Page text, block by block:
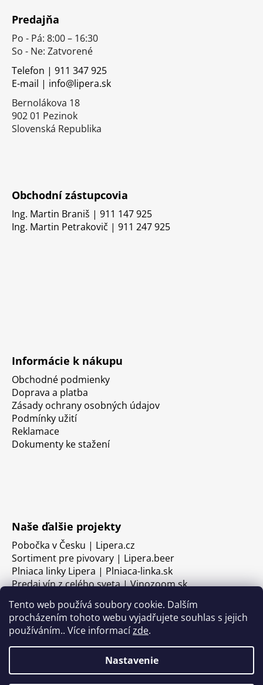
Tento web používá soubory cookie. Dalším
procházením tohoto webu vyjadřujete souhlas s jejich
používáním.. Více informacízde.
Nastavenie
Predajňa
Po - Pá: 8:00 – 16:30
So - Ne: Zatvorené
Telefon | 911 347 925
E-mail | info@lipera.sk
Bernolákova 18
902 01 Pezinok
Slovenská Republika
Obchodní zástupcovia
Ing. Martin Braniš | 911 147 925
Ing. Martin Petrakovič | 911 247 925
Informácie k nákupu
Obchodné podmienky
Doprava a platba
Zásady ochrany osobných údajov
Podmínky užití
Reklamace
Dokumenty ke stažení
Naše ďalšie projekty
Pobočka v Česku | Lipera.cz
Sortiment pre pivovary | Lipera.beer
Plniaca linky Lipera | Plniaca-linka.sk
Predaj vín z celého sveta | Vinozoom.sk